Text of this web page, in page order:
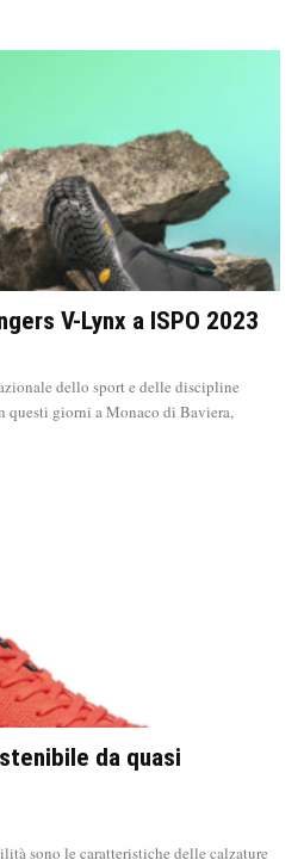
V-Lynx a ISPO 2023
dello sport e delle discipline
questi giorni a Monaco di Baviera,
da quasi
sono le caratteristiche delle calzature